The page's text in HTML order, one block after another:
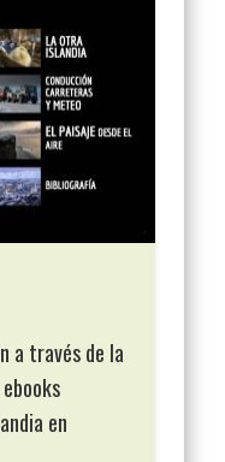
a través de la
en